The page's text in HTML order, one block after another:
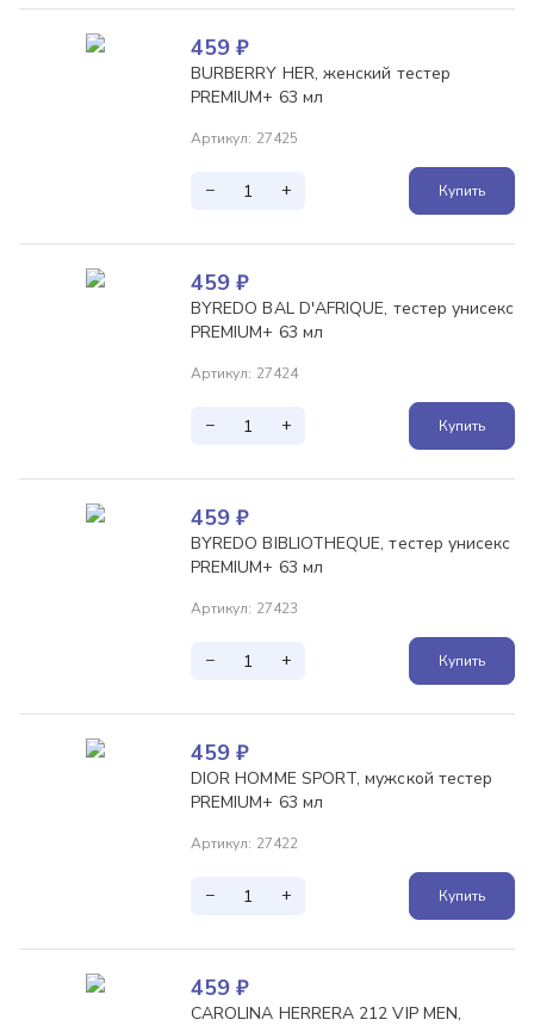
459 ₽
BURBERRY HER, женский тестер
PREMIUM+ 63 мл
Артикул: 27425
− + Купить
459 ₽
BYREDO BAL D'AFRIQUE, тестер унисекс
PREMIUM+ 63 мл
Артикул: 27424
− + Купить
459 ₽
BYREDO BIBLIOTHEQUE, тестер унисекс
PREMIUM+ 63 мл
Артикул: 27423
− + Купить
459 ₽
DIOR HOMME SPORT, мужской тестер
PREMIUM+ 63 мл
Артикул: 27422
− + Купить
459 ₽
CAROLINA HERRERA 212 VIP MEN,